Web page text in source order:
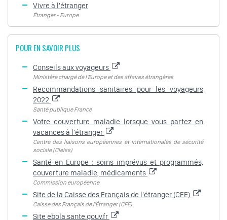
Vivre à l'étranger
Étranger - Europe
POUR EN SAVOIR PLUS
Conseils aux voyageurs
Ministère chargé de l'Europe et des affaires étrangères
Recommandations sanitaires pour les voyageurs
2022
Santé publique France
Votre couverture maladie lorsque vous partez en
vacances à l'étranger
Centre des liaisons européennes et internationales de sécurité
sociale (Cleiss)
Santé en Europe : soins imprévus et programmés,
couverture maladie, médicaments
Commission européenne
Site de la Caisse des Français de l'étranger (CFE)
Caisse des Français de l'Étranger (CFE)
Site ebola.sante.gouv.fr